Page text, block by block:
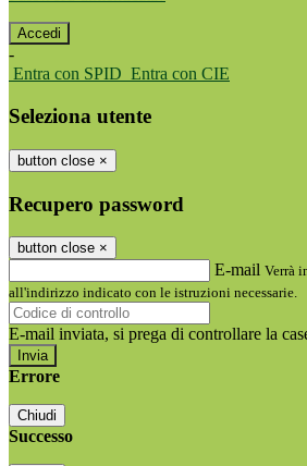
-
Entra con SPID Entra con CIE
Seleziona utente
button close ×
Recupero password
button close ×
E-mail Verrà
all'indirizzo indicato con le istruzioni necessarie.
E-mail inviata, si prega di controllare la
Errore
Chiudi
Successo